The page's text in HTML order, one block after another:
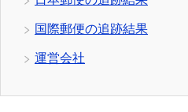
国際郵便の追跡結果
運営会社